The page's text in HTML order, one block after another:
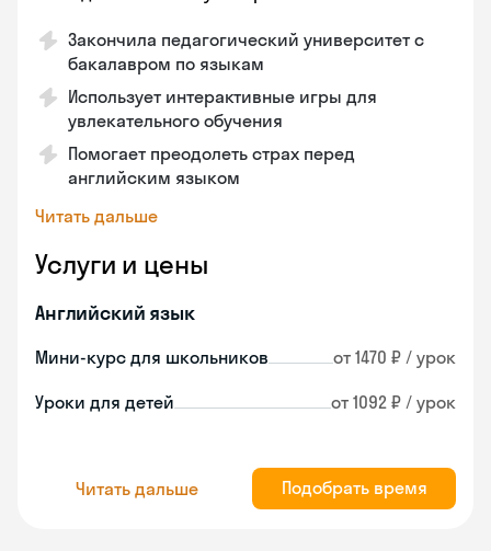
Закончила педагогический университет с
бакалавром по языкам
Использует интерактивные игры для
увлекательного обучения
Помогает преодолеть страх перед
английским языком
Читать дальше
Услуги и цены
Английский язык
Мини-курс для школьников от 1470 ₽ / урок
Уроки для детей от 1092 ₽ / урок
Читать дальше Подобрать время